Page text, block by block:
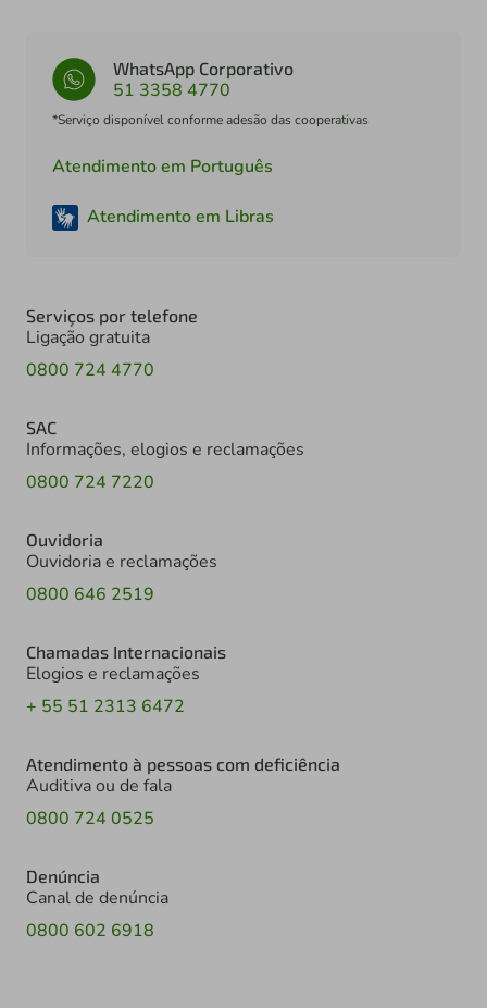
WhatsApp Corporativo
51 3358 4770
*Serviço disponível conforme adesão das cooperativas
Atendimento em Português
Atendimento em Libras
Serviços por telefone
Ligação gratuita
0800 724 4770
SAC
Informações, elogios e reclamações
0800 724 7220
Ouvidoria
Ouvidoria e reclamações
0800 646 2519
Chamadas Internacionais
Elogios e reclamações
+ 55 51 2313 6472
Atendimento à pessoas com deficiência
Auditiva ou de fala
0800 724 0525
Denúncia
Canal de denúncia
0800 602 6918